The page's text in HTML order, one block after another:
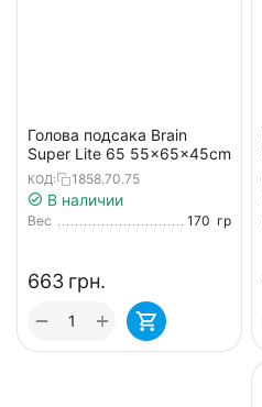
Голова подсака Brain
Super Lite 65 55x65x45cm
КОД: 1858.70.75
В наличии
Вес 170 гр
‍663‍ грн.
+
−